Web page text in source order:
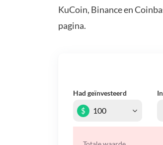
KuCoin, Binance en
pagina.
Had geïnvesteerd In
$